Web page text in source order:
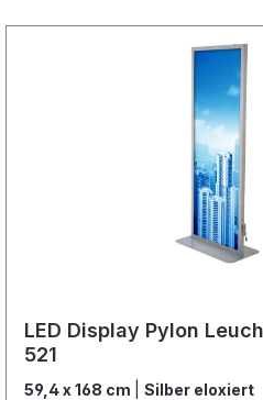
LED Display Pylon
521
59,4 x 168 cm Silber eloxiert